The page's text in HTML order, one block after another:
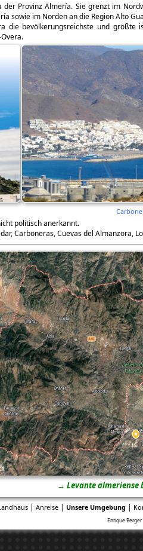
Provinz Almería. Sie grenzt im
sowie im Norden an die Region Alto
die bevölkerungsreichste und
politisch anerkannt.
Carboneras, Cuevas del Almanzora,
→ Levante almeriense
| Anreise| Unsere Umgebung |
Enrique